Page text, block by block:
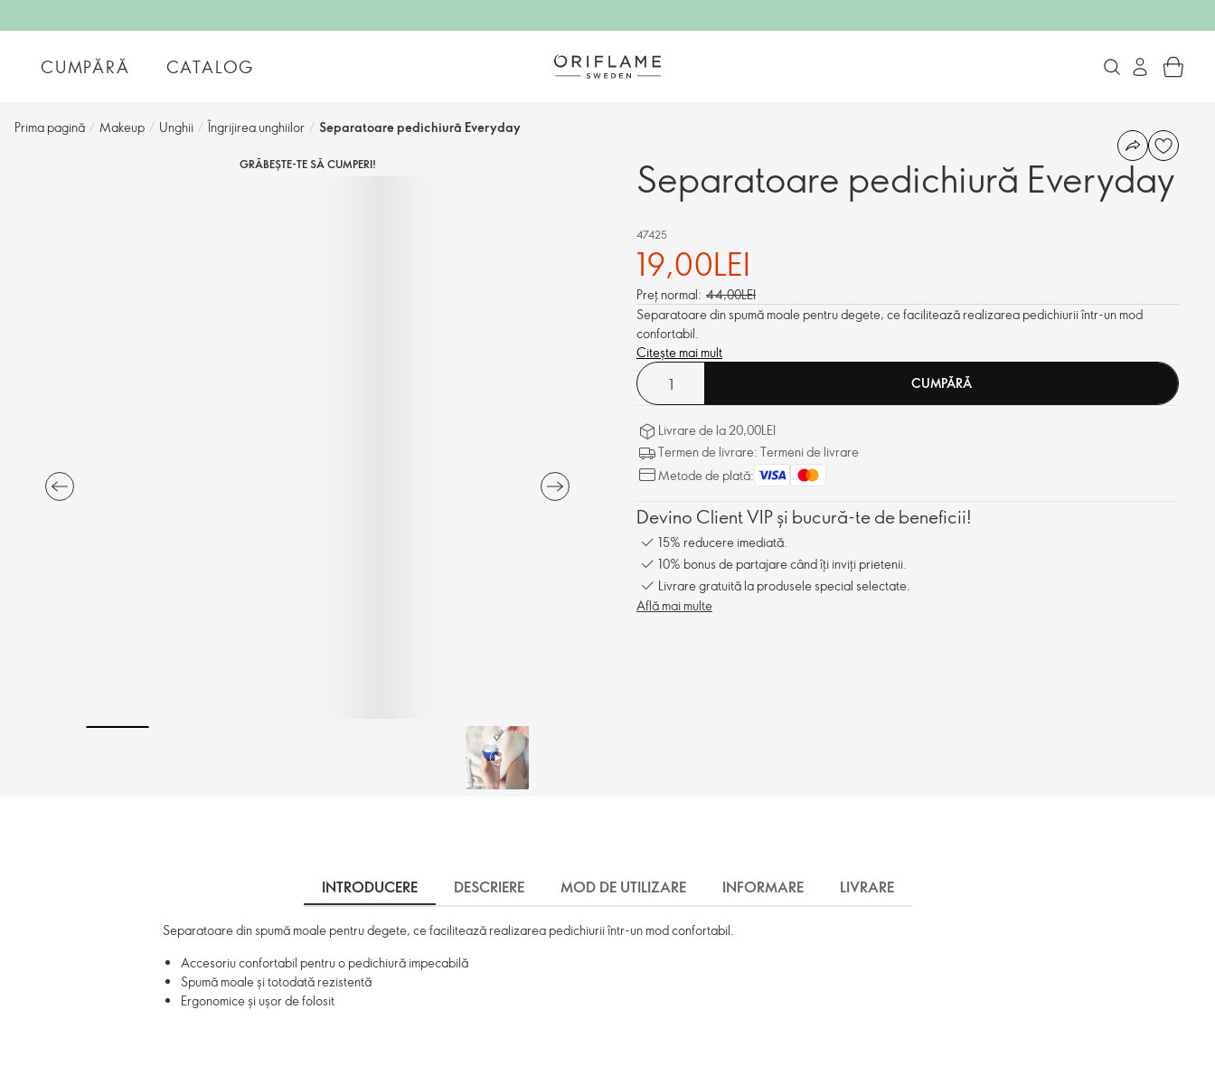
CUMPĂRĂ CATALOG
Prima pagină / Makeup / Unghii / Îngrijirea unghiilor / Separatoare pedichiură Everyday
GRĂBEȘTE-TE SĂ CUMPERI! Separatoare pedichiură Everyday
47425
19,00LEI
Preț normal: 44,00LEI
Separatoare din spumă moale pentru degete, ce facilitează realizarea pedichiurii într-un mod
confortabil.
Citește mai mult
CUMPĂRĂ
Livrare de la 20,00LEI
Termen de livrare: Termeni de livrare
Metode de plată:
Devino Client VIP și bucură-te de beneficii!
15% reducere imediată.
10% bonus de partajare când îți inviți prietenii.
Livrare gratuită la produsele special selectate.
Află mai multe
INTRODUCERE DESCRIERE MOD DE UTILIZARE INFORMARE LIVRARE
Separatoare din spumă moale pentru degete, ce facilitează realizarea pedichiurii într-un mod confortabil.
Accesoriu confortabil pentru o pedichiură impecabilă
Spumă moale și totodată rezistentă
Ergonomice și ușor de folosit